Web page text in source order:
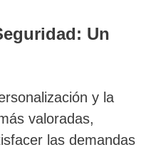
Un
y la
valoradas,
las demandas